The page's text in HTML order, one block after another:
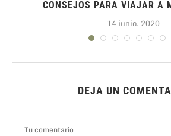
CONSEJOS PARA VIAJAR A
14 junio, 2020
DEJA UN